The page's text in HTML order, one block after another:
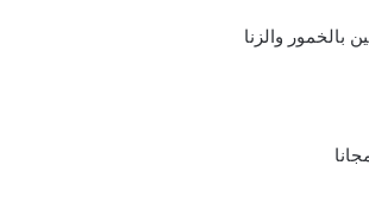
بالخمور والزنا